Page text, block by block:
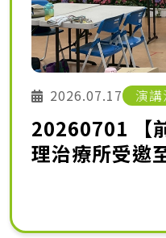
2026.07.17 演
20260701 【
理治療所受邀